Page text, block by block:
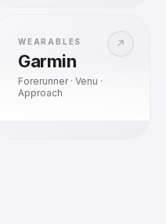
↗
WEARABLES
Garmin
Forerunner · Venu ·
Approach